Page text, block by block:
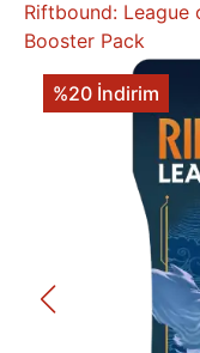
Riftbound: League
Booster Pack
%20 İndirim